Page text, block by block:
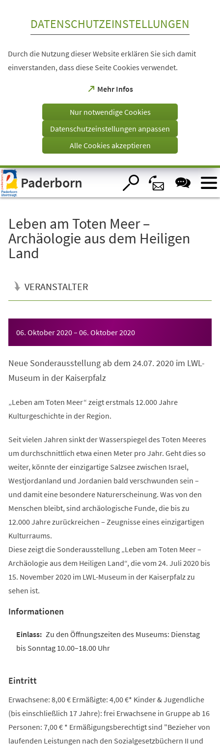
Visuelle
Assistenzsoftware
öffnen.
DATENSCHUTZEINSTELLUNGEN
Durch die Nutzung dieser Website erklären Sie sich damit
einverstanden, dass diese Seite Cookies verwendet.
Mehr Infos
(Öffnet
einem
Tab)
Nur notwendige Cookies
Datenschutzeinstellungen anpassen
Alle Cookies akzeptieren
Paderborn
Leben am Toten Meer –
Archäologie aus dem Heiligen
Land
VERANSTALTER
06. Oktober 2020– 06. Oktober 2020
Neue Sonderausstellung ab dem 24.07. 2020 im LWL-
Museum in der Kaiserpfalz
„Leben am Toten Meer“ zeigt erstmals 12.000 Jahre
Kulturgeschichte in der Region.
Seit vielen Jahren sinkt der Wasserspiegel des Toten Meeres
um durchschnittlich etwa einen Meter pro Jahr. Geht dies so
weiter, könnte der einzigartige Salzsee zwischen Israel,
Westjordanland und Jordanien bald verschwunden sein –
und damit eine besondere Naturerscheinung. Was von den
Menschen bleibt, sind archäologische Funde, die bis zu
12.000 Jahre zurückreichen – Zeugnisse eines einzigartigen
Kulturraums.
Diese zeigt die Sonderausstellung „Leben am Toten Meer –
Archäologie aus dem Heiligen Land“, die vom 24. Juli 2020 bis
15. November 2020 im LWL-Museum in der Kaiserpfalz zu
sehen ist.
Informationen
Zu den Öffnungszeiten des Museums: Dienstag
bis Sonntag 10.00–18.00 Uhr
Eintritt
Erwachsene: 8,00 € Ermäßigte: 4,00 €* Kinder & Jugendliche
(bis einschließlich 17 Jahre): frei Erwachsene in Gruppe ab 16
Personen: 7,00 € * Ermäßigungsberechtigt sind "Bezieher von
laufenden Leistungen nach den Sozialgesetzbüchern II und